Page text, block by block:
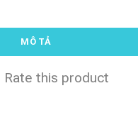
MÔ TẢ
Rate this product